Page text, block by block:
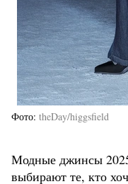
Фото theDay/higgsfield
Модные джинсы
выбирают те, кто